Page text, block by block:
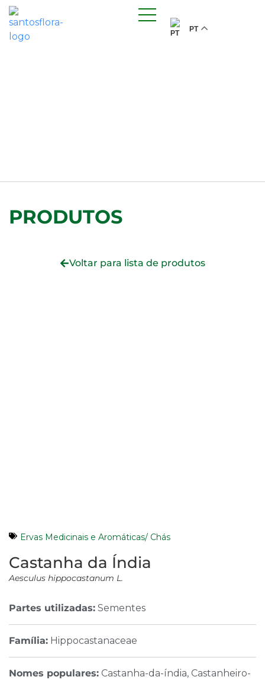
PT
PRODUTOS
Voltar para lista de produtos
Ervas Medicinais e Aromáticas/ Chás
Castanha da Índia
Aesculus hippocastanum L.
Partes utilizadas: Sementes
Família: Hippocastanaceae
Nomes populares: Castanha-da-índia, Castanheiro-